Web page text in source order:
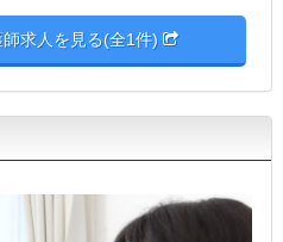
師求人を見る(全1件)